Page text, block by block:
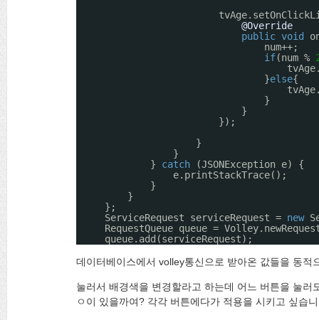
@Override
public void
num++;
if(num %
}else{
}
}
});
}
}
} catch
(JSONException e) {
e.printStackTrace();
}
}
};
ServiceRequest serviceRequest = new
RequestQueue queue =
queue.add(serviceRequest);
데이터베이스에서 volley통신으로 받아온 값들을 동적
눌러서 배경색을 변경할라고 하는데 어느 버튼을 눌
ㅇ이 있을까여? 각각 버튼에다가 적용을 시키고 싶습